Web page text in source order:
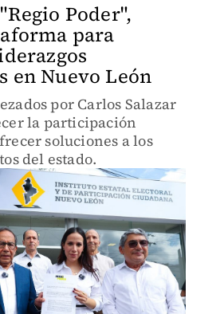
Poder",
para
en Nuevo León
por Carlos Salazar
la participación
soluciones a los
del estado.